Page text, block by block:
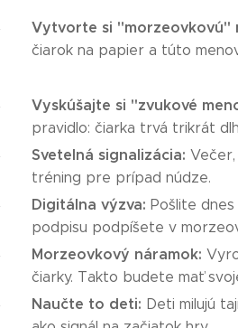
Vytvorte si "morzeovkovú"
čiarok na papier a túto
Vyskúšajte si "zvukové
pravidlo: čiarka trvá trikrát
Svetelná signalizácia:
tréning pre prípad núdze.
Digitálna výzva: Pošlite
podpisu podpíšete v
Morzeovkový náramok:
čiarky. Takto budete mať
Naučte to deti: Deti milujú